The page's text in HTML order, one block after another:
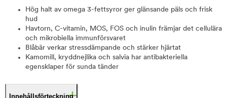
Hög halt av omega 3-fettsyror ger glänsande päls och frisk
hud
Havtorn, C-vitamin, MOS, FOS och inulin främjar det cellulära
och mikrobiella immunförsvaret
Blåbär verkar stressdämpande och stärker hjärtat
Kamomill, kryddnejlika och salvia har antibakteriella
egensklaper för sunda tänder
Innehållsförteckning